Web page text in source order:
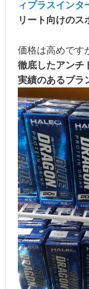
ィプラスインタ
リート向けのス
価格は高めです
徹底したアンチ
実績のあるブラ